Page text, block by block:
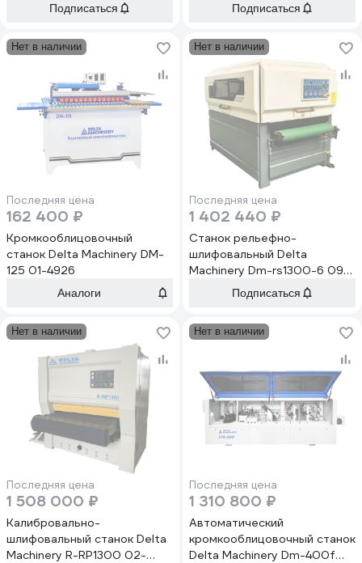
Подписаться Подписаться
Нет в наличии
Последняя цена
162 400 ₽
Кромкооблицовочный
станок Delta Machinery DM-
125 01-4926
Аналоги
Нет в наличии
Последняя цена
1 402 440 ₽
Станок рельефно-
шлифовальный Delta
Machinery Dm-rs1300-6 09-
2123 02-2965Подписаться
Нет в наличии
Последняя цена
1 508 000 ₽
Калибровально-
шлифовальный станок Delta
Machinery R-RP1300 02-
Нет в наличии
Последняя цена
1 310 800 ₽
Автоматический
кромкооблицовочный станок
Delta Machinery Dm-400f